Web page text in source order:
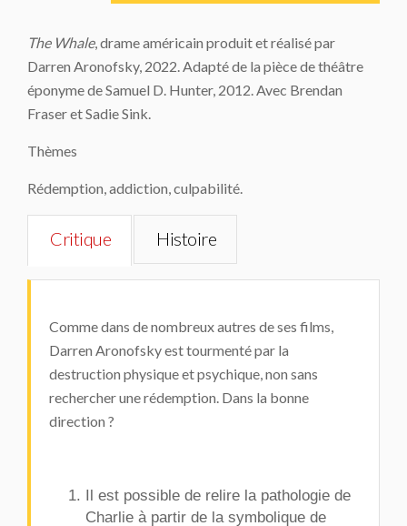
The Whale, drame américain produit et réalisé par
Darren Aronofsky, 2022. Adapté de la pièce de théâtre
éponyme de Samuel D. Hunter, 2012. Avec Brendan
Fraser et Sadie Sink.
Thèmes
Rédemption, addiction, culpabilité.
Critique Histoire
Comme dans de nombreux autres de ses films,
Darren Aronofsky est tourmenté par la
destruction physique et psychique, non sans
rechercher une rédemption. Dans la bonne
direction ?
Il est possible de relire la pathologie de
Charlie à partir de la symbolique de